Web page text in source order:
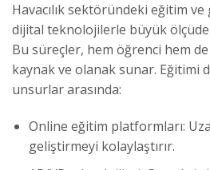
Havacılık sektöründeki eğitim
dijital teknolojilerle büyük
Bu süreçler, hem öğrenci hem
kaynak ve olanak sunar. Eğitimi
unsurlar arasında:
Online eğitim platformları:
geliştirmeyi kolaylaştırır.